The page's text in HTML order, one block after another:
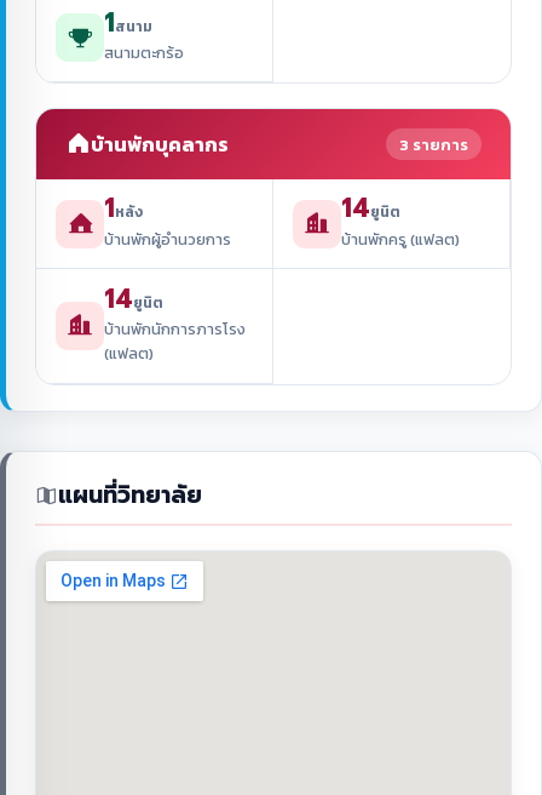
1สนาม
สนามตะกร้อ
บ้านพักบุคลากร 3 รายการ
1หลัง
บ้านพักผู้อำนวยการ
14ยูนิต
บ้านพักครู (แฟลต)
14ยูนิต
บ้านพักนักการภารโรง
(แฟลต)
แผนที่วิทยาลัย